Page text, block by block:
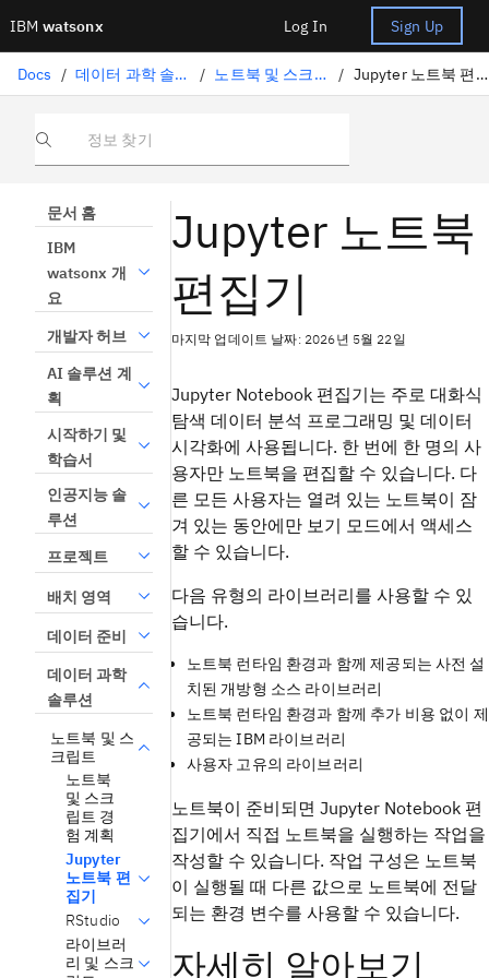
IBM watsonx Log In Sign Up
Docs / 데이터 과학 솔루션 / 노트북 및 스크립트 / Jupyter 노트북 편집기
정보 찾기
문서 홈
IBM
watsonx 개
요
개발자 허브
AI 솔루션 계
획
시작하기 및
학습서
인공지능 솔
루션
프로젝트
배치 영역
데이터 준비
데이터 과학
솔루션
노트북 및 스
크립트
노트북
및 스크
립트 경
험 계획
Jupyter
노트북 편
집기
RStudio
라이브러
리 및 스크
Jupyter 노트북
편집기
마지막 업데이트 날짜: 2026년 5월 22일
Jupyter Notebook 편집기는 주로 대화식
탐색 데이터 분석 프로그래밍 및 데이터
시각화에 사용됩니다. 한 번에 한 명의 사
용자만 노트북을 편집할 수 있습니다. 다
른 모든 사용자는 열려 있는 노트북이 잠
겨 있는 동안에만 보기 모드에서 액세스
할 수 있습니다.
다음 유형의 라이브러리를 사용할 수 있
습니다.
노트북 런타임 환경과 함께 제공되는 사전 설
치된 개방형 소스 라이브러리
노트북 런타임 환경과 함께 추가 비용 없이 제
공되는 IBM 라이브러리
사용자 고유의 라이브러리
노트북이 준비되면 Jupyter Notebook 편
집기에서 직접 노트북을 실행하는 작업을
작성할 수 있습니다. 작업 구성은 노트북
이 실행될 때 다른 값으로 노트북에 전달
되는 환경 변수를 사용할 수 있습니다.
자세히 알아보기